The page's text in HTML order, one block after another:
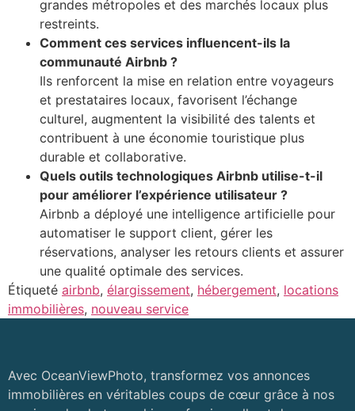
grandes métropoles et des marchés locaux plus
restreints.
Comment ces services influencent-ils la
communauté Airbnb ?
Ils renforcent la mise en relation entre voyageurs
et prestataires locaux, favorisent l’échange
culturel, augmentent la visibilité des talents et
contribuent à une économie touristique plus
durable et collaborative.
Quels outils technologiques Airbnb utilise-t-il
pour améliorer l’expérience utilisateur ?
Airbnb a déployé une intelligence artificielle pour
automatiser le support client, gérer les
réservations, analyser les retours clients et assurer
une qualité optimale des services.
Étiqueté airbnb, élargissement, hébergement, locations
immobilières, nouveau service
Avec OceanViewPhoto, transformez vos annonces
immobilières en véritables coups de cœur grâce à nos